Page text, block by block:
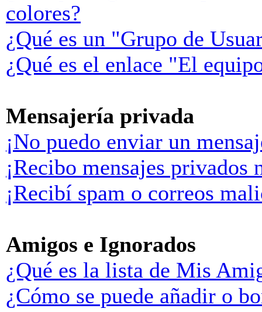
colores?
¿Qué es un "Grupo de
¿Qué es el enlace "El
Mensajería privada
¡No puedo enviar un
¡Recibo mensajes privados
¡Recibí spam o correos
Amigos e Ignorados
¿Qué es la lista de Mis
¿Cómo se puede añadir o